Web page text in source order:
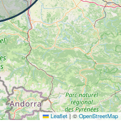
Leaflet |©OpenStreetMap